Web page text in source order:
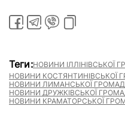
Теги:НОВИНИ ІЛЛІНІВСЬКОЇ
НОВИНИ КОСТЯНТИНІВСЬКОЇ
НОВИНИ ЛИМАНСЬКОЇ
НОВИНИ ДРУЖКІВСЬКОЇ
НОВИНИ КРАМАТОРСЬКОЇ